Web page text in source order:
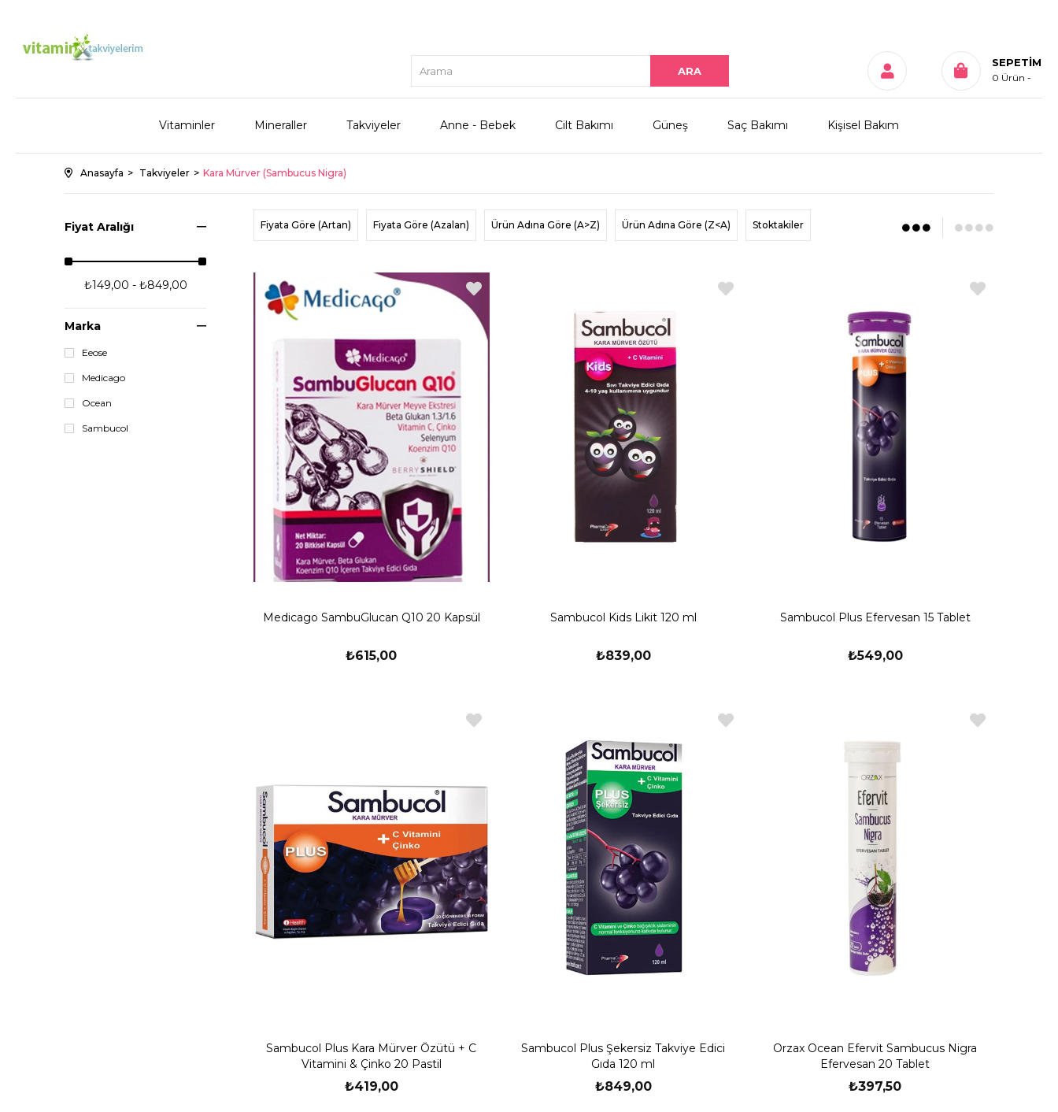
SEPETIM
0 Ürün
Vitaminler Mineraller Takviyeler Anne - Bebek Cilt Bakımı Güneş Saç Bakımı Kişisel Bakım
Anasayfa Takviyeler Kara Mürver (Sambucus Nigra)
Fiyat Aralığı
₺149,00 - ₺849,00
Marka
Eeose
Medicago
Ocean
Sambucol
Fiyata Göre (Artan) Fiyata Göre (Azalan) Ürün Adına Göre (A>Z) Ürün Adına Göre (Z<A) Stoktakiler
Medicago SambuGlucan Q10 20 Kapsül
₺615,00
Sambucol Kids Likit 120 ml
₺839,00
Sambucol Plus Efervesan 15 Tablet
₺549,00
Sambucol Plus Kara Mürver Özütü + C
Vitamini & Çinko 20 Pastil
₺419,00
Sambucol Plus Şekersiz Takviye Edici
Gıda 120 ml
₺849,00
Orzax Ocean Efervit Sambucus Nigra
Efervesan 20 Tablet
₺397,50